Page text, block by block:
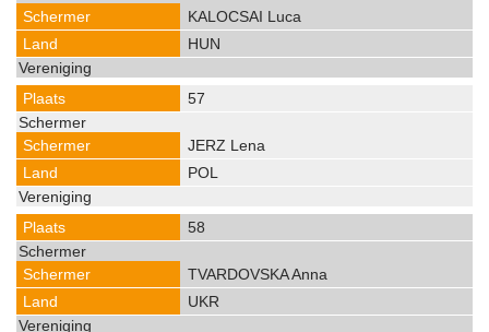
KALOCSAI Luca
HUN
57
JERZ Lena
POL
58
TVARDOVSKA Anna
UKR